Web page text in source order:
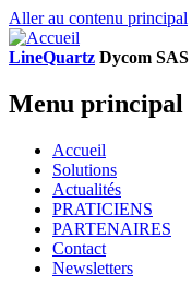
Aller au contenu principal
LineQuartz Dycom SAS
Menu principal
Accueil
Solutions
Actualités
PRATICIENS
PARTENAIRES
Contact
Newsletters